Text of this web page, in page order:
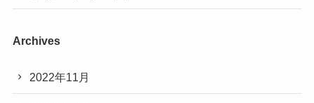
Archives
2022年11月